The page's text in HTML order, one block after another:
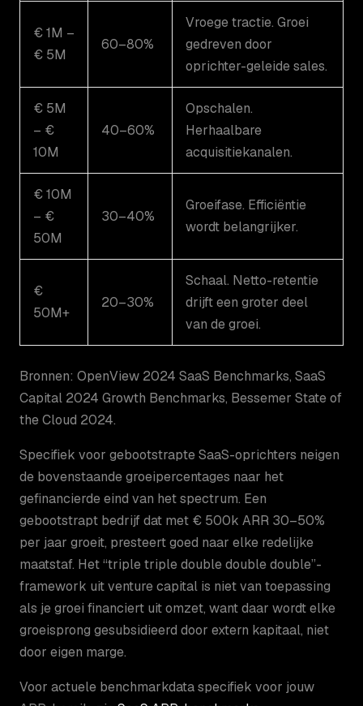
€ 1M –
€ 5M
60–80%
Vroege tractie. Groei
gedreven door
oprichter-geleide sales.
€ 5M
– €
10M
40–60%
Opschalen.
Herhaalbare
acquisitiekanalen.
€ 10M
– €
50M
30–40%
Groeifase. Efficiëntie
wordt belangrijker.
€
50M+
20–30%
Schaal. Netto-retentie
drijft een groter deel
van de groei.
Bronnen: OpenView 2024 SaaS Benchmarks, SaaS
Capital 2024 Growth Benchmarks, Bessemer State of
the Cloud 2024.
Specifiek voor gebootstrapte SaaS-oprichters neigen
de bovenstaande groeipercentages naar het
gefinancierde eind van het spectrum. Een
gebootstrapt bedrijf dat met € 500k ARR 30–50%
per jaar groeit, presteert goed naar elke redelijke
maatstaf. Het “triple triple double double double”-
framework uit venture capital is niet van toepassing
als je groei financiert uit omzet, want daar wordt elke
groeisprong gesubsidieerd door extern kapitaal, niet
door eigen marge.
Voor actuele benchmarkdata specifiek voor jouw